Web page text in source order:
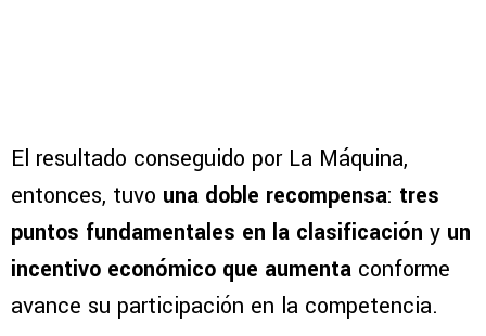
El resultado conseguido por La Máquina,
entonces, tuvo una doble recompensa: tres
puntos fundamentales en la clasificación y un
incentivo económico que aumenta conforme
avance su participación en la competencia.